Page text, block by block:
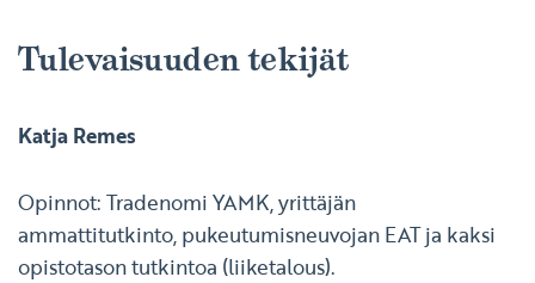
Tulevaisuuden tekijät
Katja Remes
Opinnot: Tradenomi YAMK, yrittäjän
ammattitutkinto, pukeutumisneuvojan EAT ja kaksi
opistotason tutkintoa (liiketalous).